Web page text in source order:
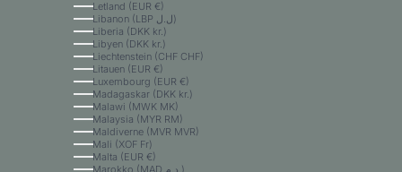
Letland (EUR €)
Libanon (LBP ل.ل)
Liberia (DKK kr.)
Libyen (DKK kr.)
Liechtenstein (CHF CHF)
Litauen (EUR €)
Luxembourg (EUR €)
Madagaskar (DKK kr.)
Malawi (MWK MK)
Malaysia (MYR RM)
Maldiverne (MVR MVR)
Mali (XOF Fr)
Malta (EUR €)
Marokko (MAD د.م.)